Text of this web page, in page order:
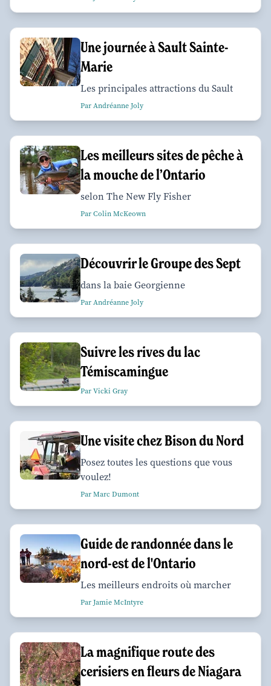
Une journée à Sault Sainte-
Marie
Les principales attractions du Sault
Par Andréanne Joly
Les meilleurs sites de pêche à
la mouche de l’Ontario
selon The New Fly Fisher
Par Colin McKeown
Découvrir le Groupe des Sept
dans la baie Georgienne
Par Andréanne Joly
Suivre les rives du lac
Témiscamingue
Par Vicki Gray
Une visite chez Bison du Nord
Posez toutes les questions que vous
voulez!
Par Marc Dumont
Guide de randonnée dans le
nord-est de l'Ontario
Les meilleurs endroits où marcher
Par Jamie McIntyre
La magnifique route des
cerisiers en fleurs de Niagara